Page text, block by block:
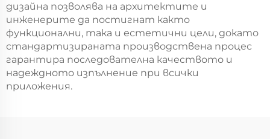
дизайна позволява на архитектите и
инженерите да постигнат както
функционални, така и естетични цели, докато
стандартизираната производствена процес
гарантира последователна качеството и
надеждното изпълнение при всички
приложения.